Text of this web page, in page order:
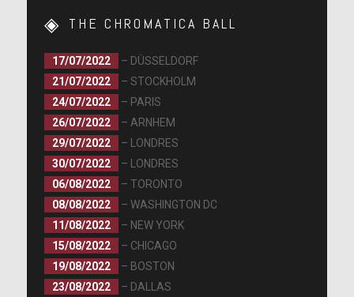
THE CHROMATICA BALL
17/07/2022
– DÜSSELDORF
21/07/2022
– STOCKHOLM
24/07/2022
– PARIS
26/07/2022
– ARNHEM
29/07/2022
– LONDRES
30/07/2022
– LONDRES
06/08/2022
– TORONTO
08/08/2022
– WASHINGTON DC
11/08/2022
– NEW YORK
15/08/2022
– CHICAGO
19/08/2022
– BOSTON
23/08/2022
– DALLAS